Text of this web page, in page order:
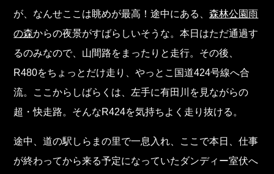
が、なんせここは眺めが最高！途中にある、森林公園雨
の森からの夜景がすばらしいそうな。本日はただ通過す
るのみなので、山間路をまったりと走行。その後、
R480をちょっとだけ走り、やっとこ国道424号線へ合
流。ここからしばらくは、左手に有田川を見ながらの
超・快走路。そんなR424を気持ちよく走り抜ける。
途中、道の駅しらまの里で一息入れ、ここで本日、仕事
が終わってから来る予定になっていたダンディー室伏へ